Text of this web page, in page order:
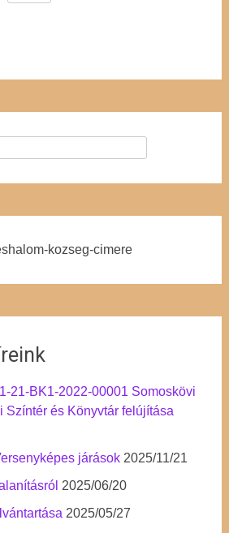
21-BK1-2022-00001 Somoskövi
Színtér és Könyvtár felújítása
járások 2025/11/21
2025/06/20
2025/05/27